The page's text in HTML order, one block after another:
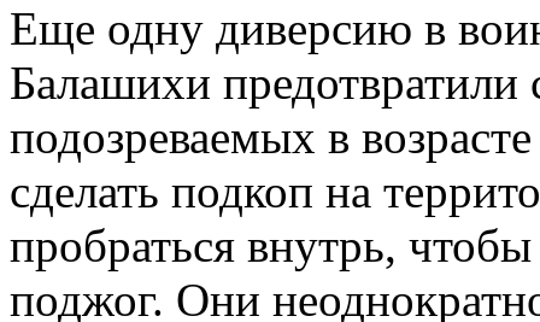
Еще одну диверсию в
Балашихи
подозреваемых в
сделать подкоп на
пробраться внутрь,
поджог. Они